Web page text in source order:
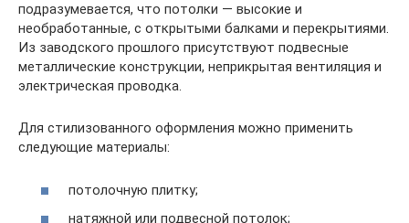
подразумевается, что потолки — высокие и
необработанные, с открытыми балками и перекрытиями.
Из заводского прошлого присутствуют подвесные
металлические конструкции, неприкрытая вентиляция и
электрическая проводка.
Для стилизованного оформления можно применить
следующие материалы:
потолочную плитку;
натяжной или подвесной потолок;